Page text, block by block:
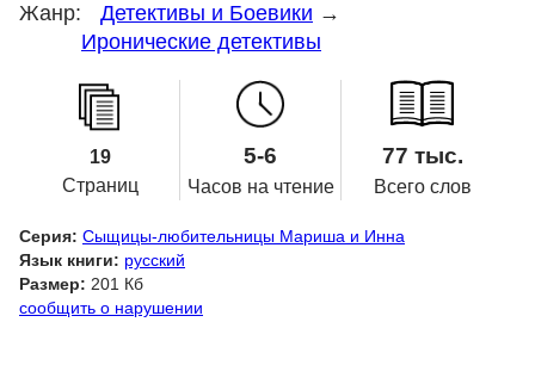
Жанр: Детективы и Боевики →
Иронические детективы
19
Страниц
5-6
Часов на чтение
77 тыс.
Всего слов
Серия: Сыщицы-любительницы Мариша и Инна
Язык книги: русский
Размер: 201 Кб
сообщить о нарушении